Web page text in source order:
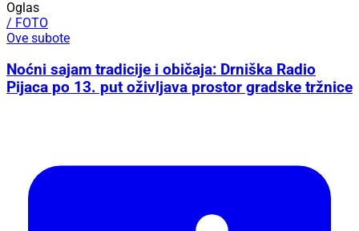
Oglas
/ FOTO
Ove subote
Noćni sajam tradicije i običaja: Drniška Radio
Pijaca po 13. put oživljava prostor gradske tržnice